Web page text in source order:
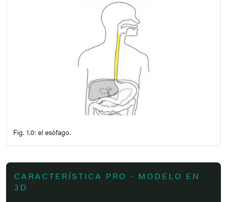
Fig. 1.0: el esófago.
CARACTERÍSTICA PRO - MODELO EN
3D